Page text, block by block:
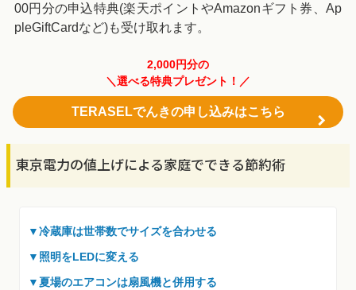
00円分の申込特典(楽天ポイントやAmazonギフト券、Ap
pleGiftCardなど)も受け取れます。
2,000円分の
＼選べる特典プレゼント！／
TERASELでんきの申し込みはこちら
東京電力の値上げによる家庭でできる節約術
▼冷蔵庫は世帯数でサイズを合わせる
▼照明をLEDに変える
▼夏場のエアコンは扇風機と併用する